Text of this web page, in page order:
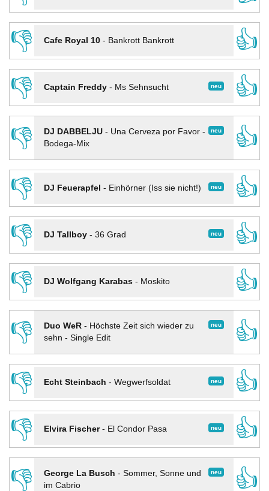
👎
Cafe Royal 10- Bankrott Bankrott
👍
👎
neu
Captain Freddy- Ms Sehnsucht
👍
👎
neu
DJ DABBELJU- Una Cerveza por Favor -
Bodega-Mix
👍
👎
neu
DJ Feuerapfel - Einhörner (Iss sie nicht!)
👍
👎
neu
DJ Tallboy- 36 Grad
👍
👎
DJ Wolfgang Karabas- Moskito
👍
👎
neu
Duo WeR- Höchste Zeit sich wieder zu
sehn - Single Edit
👍
👎
neu
Echt Steinbach - Wegwerfsoldat
👍
👎
neu
Elvira Fischer- El Condor Pasa
👍
👎
neu
George La Busch - Sommer, Sonne und
im Cabrio
👍